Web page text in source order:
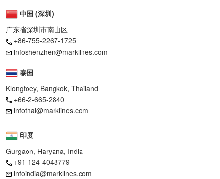
中国 (深圳)
广东省深圳市南山区
+86-755-2267-1725
infoshenzhen@marklines.com
泰国
Klongtoey, Bangkok, Thailand
+66-2-665-2840
infothai@marklines.com
印度
Gurgaon, Haryana, India
+91-124-4048779
infoindia@marklines.com